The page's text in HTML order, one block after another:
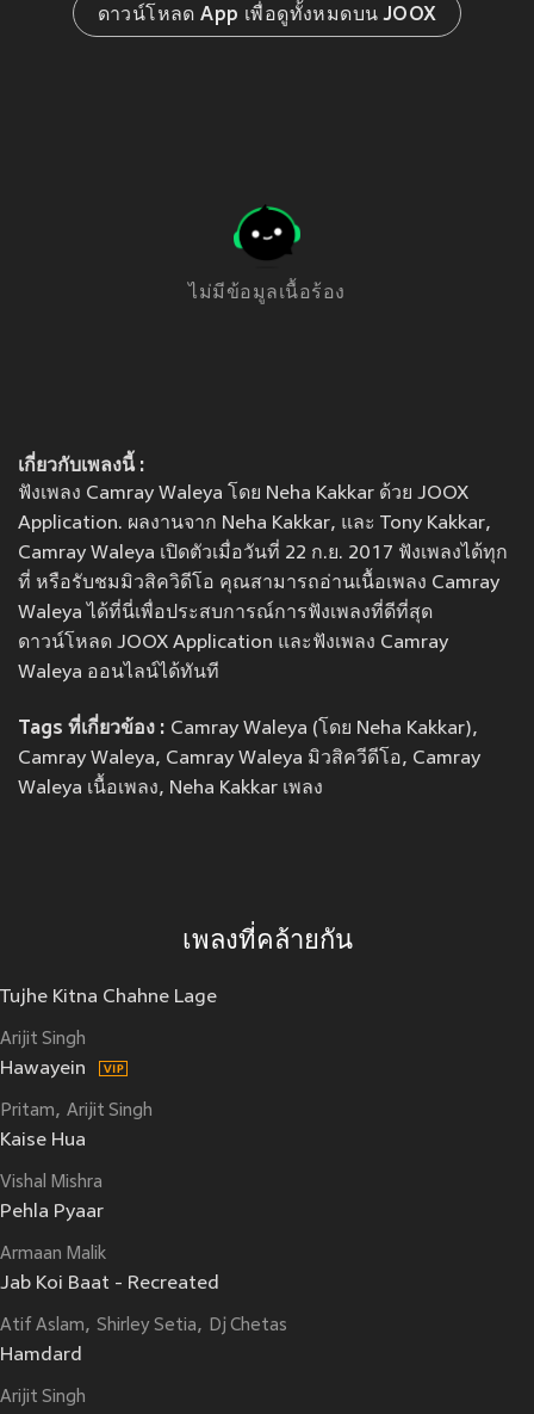
ดาวน์โหลด App เพื่อดูทั้งหมดบน JOOX
ไม่มีข้อมูลเนื้อร้อง
เกี่ยวกับเพลงนี้ :
ฟังเพลง Camray Waleya โดย Neha Kakkar ด้วย JOOX
Application. ผลงานจาก Neha Kakkar, และ Tony Kakkar,
Camray Waleya เปิดตัวเมื่อวันที่ 22 ก.ย. 2017 ฟังเพลงได้ทุก
ที่ หรือรับชมมิวสิควิดีโอ คุณสามารถอ่านเนื้อเพลง Camray
Waleya ได้ที่นี่เพื่อประสบการณ์การฟังเพลงที่ดีที่สุด
ดาวน์โหลด JOOX Application และฟังเพลง Camray
Waleya ออนไลน์ได้ทันที
Tags ที่เกี่ยวข้อง : Camray Waleya (โดย Neha Kakkar),
Camray Waleya, Camray Waleya มิวสิควีดีโอ, Camray
Waleya เนื้อเพลง, Neha Kakkar เพลง
เพลงที่คล้ายกัน
Tujhe Kitna Chahne Lage
Arijit Singh
Hawayein
Pritam Arijit Singh
Kaise Hua
Vishal Mishra
Pehla Pyaar
Armaan Malik
Jab Koi Baat - Recreated
Atif Aslam Shirley Setia Dj Chetas
Hamdard
Arijit Singh